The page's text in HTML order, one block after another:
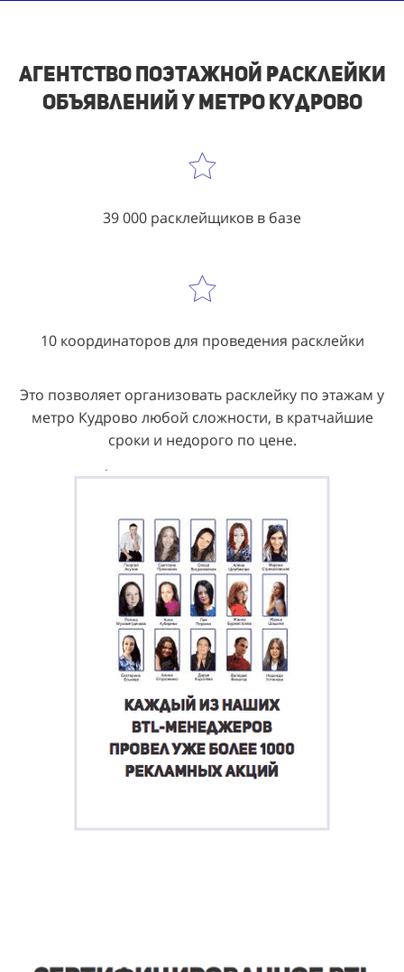
Агентство поэтажной расклейки
объявлений у метро Кудрово
39 000 расклейщиков в базе
10 координаторов для проведения расклейки
Это позволяет организовать расклейку по этажам у
метро Кудрово любой сложности, в кратчайшие
сроки и недорого по цене.